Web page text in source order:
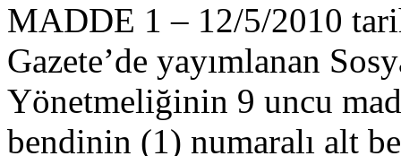
MADDE 1 – 12/5/2010
Gazete’de yayımlanan
Yönetmeliğinin 9 uncu
bendinin (1) numaralı alt